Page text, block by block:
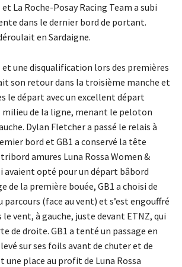
La Roche-Posay Racing Team a subi
dans le dernier bord de portant.
en Sardaigne.
et une disqualification lors des premières
son retour dans la troisième manche et
le départ avec un excellent départ
milieu de la ligne, menant le peloton
Dylan Fletcher a passé le relais à
bord et GB1 a conservé la tête
amures Luna Rossa Women &
avaient opté pour un départ bâbord
de la première bouée, GB1 a choisi de
(face au vent) et s’est engouffré
vent, à gauche, juste devant ETNZ, qui
de droite. GB1 a tenté un passage en
sur ses foils avant de chuter et de
une place au profit de Luna Rossa